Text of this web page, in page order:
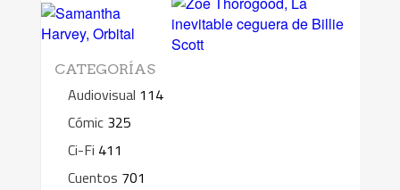
CATEGORÍAS
Audiovisual 114
Cómic 325
Ci-Fi 411
Cuentos 701